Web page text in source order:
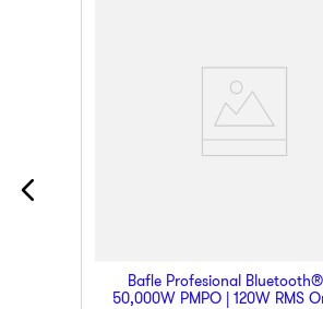
Bafle Profesional
50,000W PMPO | 120W RMS